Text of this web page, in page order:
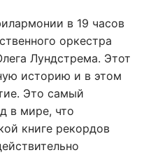
в 19 часов
оркестра
Лундстрема. Этот
историю и в этом
Это самый
в мире, что
книге рекордов